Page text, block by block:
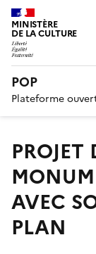
MINISTÈRE
DE LA CULTURE
POP
Plateforme
PROJET DE
AVEC
PLAN